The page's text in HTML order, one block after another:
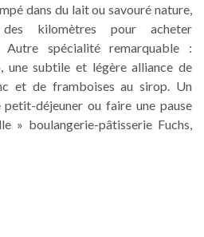
dans du lait ou savouré nature,
kilomètres pour acheter
Autre spécialité remarquable :
une subtile et légère alliance de
et de framboises au sirop. Un
déjeuner ou faire une pause
» boulangerie-pâtisserie Fuchs,